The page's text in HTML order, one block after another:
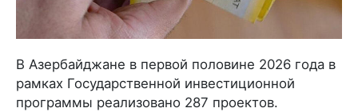
В Азербайджане в первой половине 2026 года в
рамках Государственной инвестиционной
программы реализовано 287 проектов.